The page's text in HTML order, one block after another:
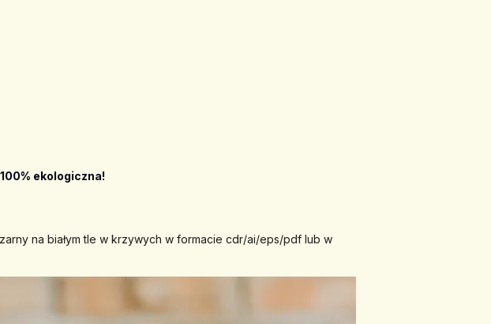
ekologiczna!
na białym tle w krzywych w formacie cdr/ai/eps/pdf lub w